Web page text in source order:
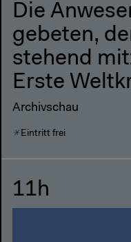
Die
gebeten,
stehend
Erste
Archivschau
Eintritt frei
11h